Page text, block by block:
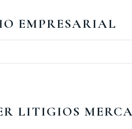
EMPRESARIAL
LITIGIOS